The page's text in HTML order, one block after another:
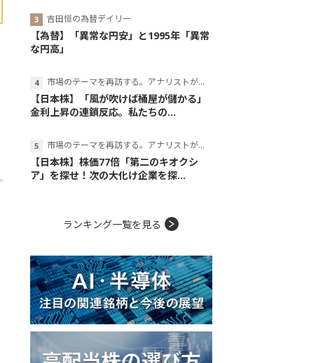
吉田恒の為替デイリー
【為替】「異常な円安」と1995年「異常
な円高」
市場のテーマを再訪する。アナリストが読み解くテーマの本質
【日本株】「風が吹けば桶屋が儲かる」
金利上昇の連鎖反応。私たちの...
市場のテーマを再訪する。アナリストが読み解くテーマの本質
【日本株】株価77倍「第二のキオクシ
ア」を探せ！次の大化け企業を探...
ランキング一覧を見る